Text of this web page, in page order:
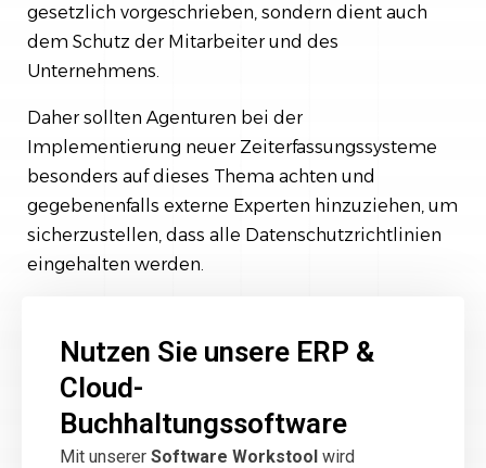
gesetzlich vorgeschrieben, sondern dient auch
dem Schutz der Mitarbeiter und des
Unternehmens.
Daher sollten Agenturen bei der
Implementierung neuer Zeiterfassungssysteme
besonders auf dieses Thema achten und
gegebenenfalls externe Experten hinzuziehen, um
sicherzustellen, dass alle Datenschutzrichtlinien
eingehalten werden.
Nutzen Sie unsere ERP &
Cloud-
Buchhaltungssoftware
Mit unserer Software Workstool wird